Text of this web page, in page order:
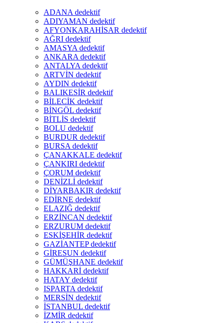
ADANA dedektif
ADIYAMAN dedektif
AFYONKARAHİSAR dedektif
AĞRI dedektif
AMASYA dedektif
ANKARA dedektif
ANTALYA dedektif
ARTVİN dedektif
AYDIN dedektif
BALIKESİR dedektif
BİLECİK dedektif
BİNGÖL dedektif
BİTLİS dedektif
BOLU dedektif
BURDUR dedektif
BURSA dedektif
ÇANAKKALE dedektif
ÇANKIRI dedektif
ÇORUM dedektif
DENİZLİ dedektif
DİYARBAKIR dedektif
EDİRNE dedektif
ELAZIĞ dedektif
ERZİNCAN dedektif
ERZURUM dedektif
ESKİŞEHİR dedektif
GAZİANTEP dedektif
GİRESUN dedektif
GÜMÜŞHANE dedektif
HAKKARİ dedektif
HATAY dedektif
ISPARTA dedektif
MERSİN dedektif
İSTANBUL dedektif
İZMİR dedektif